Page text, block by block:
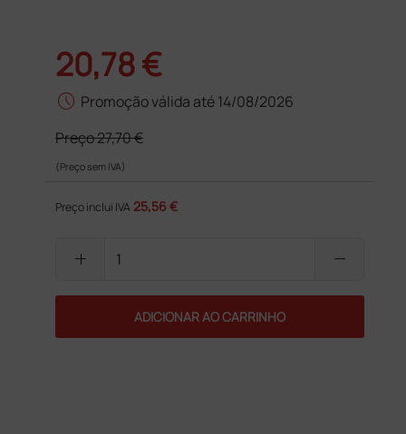
20,78 €
schedule Promoção válida até 14/08/2026
Preço27,70 €
(Preço sem IVA)
Preço inclui IVA 25,56 €
add remove
ADICIONAR AO CARRINHO